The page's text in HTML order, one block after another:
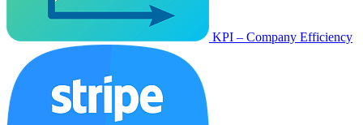
KPI – Company Efficiency